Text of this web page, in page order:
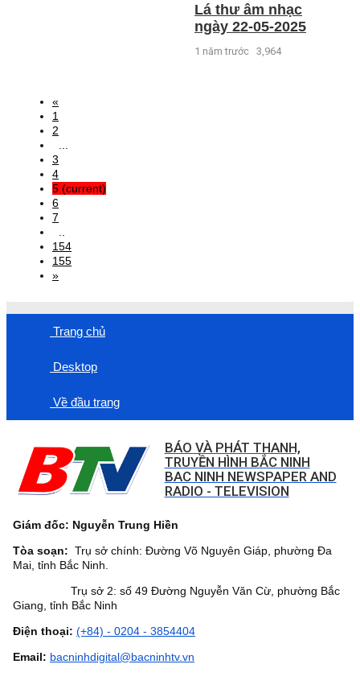
Lá thư âm nhạc
ngày 22-05-2025
1 năm trước 3,964
«
1
2
3
4
5 (current)
6
7
154
155
»
Trang chủ
Desktop
Về đầu trang
BÁO VÀ PHÁT THANH,
TRUYỀN HÌNH BẮC NINH
BAC NINH NEWSPAPER AND
RADIO - TELEVISION
Giám đốc: Nguyễn Trung Hiền
Tòa soạn: Trụ sở chính: Đường Võ Nguyên Giáp, phường Đa
Mai, tỉnh Bắc Ninh.
Trụ sở 2: số 49 Đường Nguyễn Văn Cừ, phường Bắc
Giang, tỉnh Bắc Ninh
Điện thoại: (+84) - 0204 - 3854404
Email: bacninhdigital@bacninhtv.vn